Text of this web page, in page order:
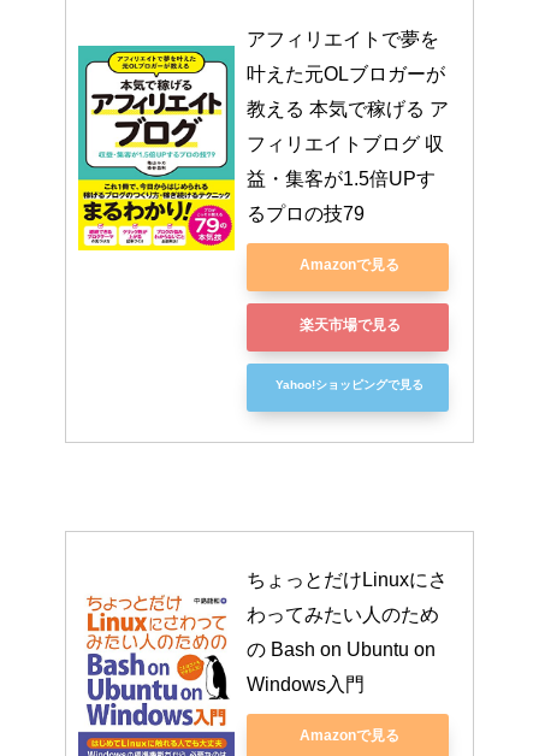
アフィリエイトで夢を
叶えた元OLブロガーが
教える 本気で稼げる ア
フィリエイトブログ 収
益・集客が1.5倍UPす
るプロの技79
Amazonで見る
楽天市場で見る
Yahoo!ショッピングで見る
ちょっとだけLinuxにさ
わってみたい人のため
の Bash on Ubuntu on
Windows入門
Amazonで見る